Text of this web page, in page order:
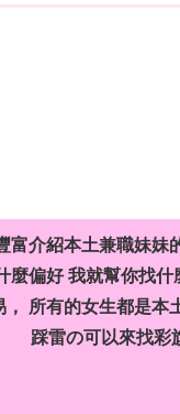
富介紹本土兼職妹
麼偏好 我就幫你找
， 所有的女生都是
踩雷の可以來找彩